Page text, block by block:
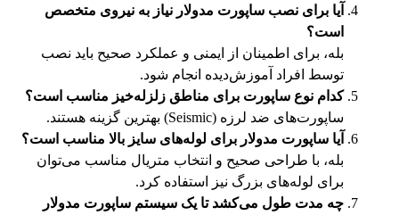
آیا برای نصب ساپورت مدولار نیاز به نیروی متخصص
است؟
بله، برای اطمینان از ایمنی و عملکرد صحیح باید نصب
توسط افراد آموزش‌دیده انجام شود.
کدام نوع ساپورت برای مناطق زلزله‌خیز مناسب است؟
ساپورت‌های ضد لرزه (Seismic) بهترین گزینه هستند.
آیا ساپورت مدولار برای لوله‌های سایز بالا مناسب است؟
بله، با طراحی صحیح و انتخاب متریال مناسب می‌توان
برای لوله‌های بزرگ نیز استفاده کرد.
چه مدت طول می‌کشد تا یک سیستم ساپورت مدولار